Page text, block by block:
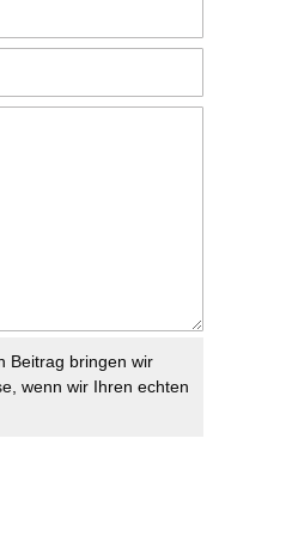
Beitrag bringen wir
wenn wir Ihren echten